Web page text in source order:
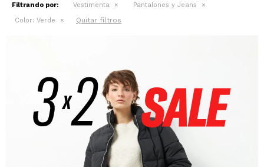
Filtrando por: Vestimenta
Pantalones y Jeans
Color: Verde Quitar filtros